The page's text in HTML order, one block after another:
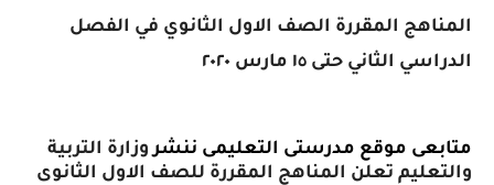
المناهج المقررة الصف الاول الثانوي في الفصل
الدراسي الثاني حتى ١٥ مارس ٢٠٢٠
متابعى موقع مدرستى التعليمى ننشروزارة التربية
والتعليم تعلن المناهج المقررة للصف الاول الثانوى